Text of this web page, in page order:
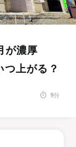
が濃厚
上がる？
9分